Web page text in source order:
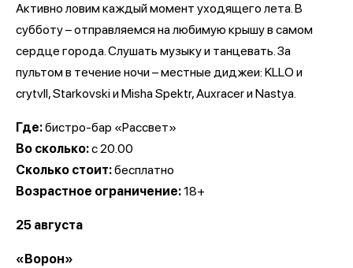
Активно ловим каждый момент уходящего лета. В
субботу – отправляемся на любимую крышу в самом
сердце города. Слушать музыку и танцевать. За
пультом в течение ночи – местные диджеи: KLLO и
crytvll, Starkovski и Misha Spektr, Auxracer и Nastya.
Где:бистро-бар «Рассвет»
Во сколько:с 20.00
Сколько стоит:бесплатно
Возрастное ограничение:18+
25 августа
«Ворон»